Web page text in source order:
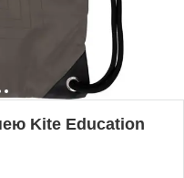
Kite Education